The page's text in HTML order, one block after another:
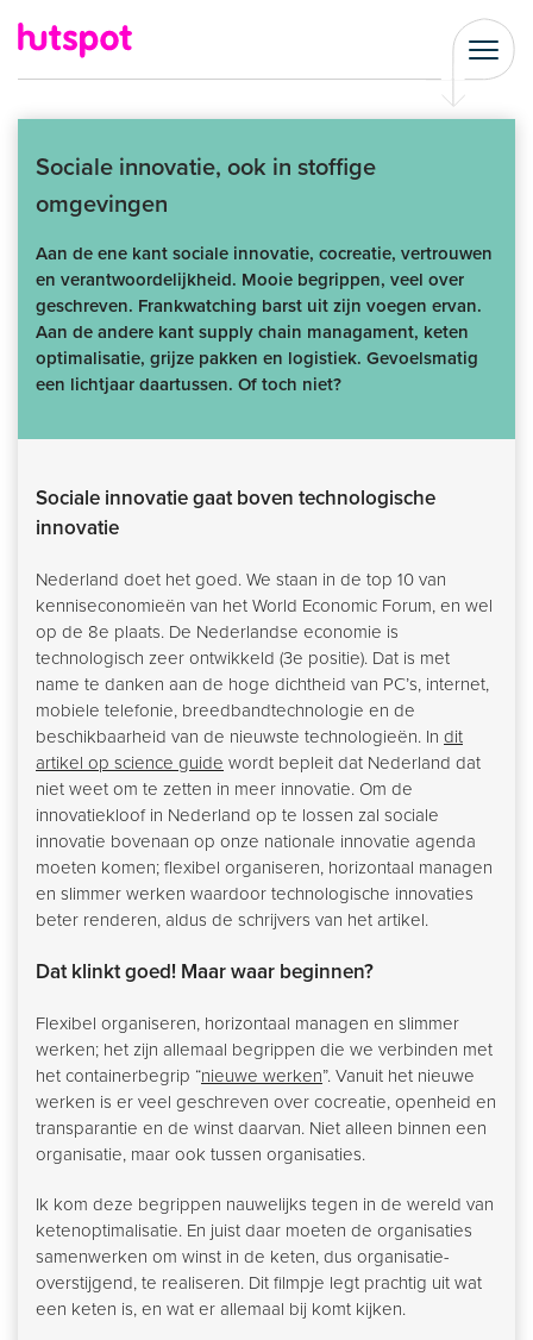
Sociale innovatie, ook in stoffige
omgevingen
Aan de ene kant sociale innovatie, cocreatie, vertrouwen
en verantwoordelijkheid. Mooie begrippen, veel over
geschreven. Frankwatching barst uit zijn voegen ervan.
Aan de andere kant supply chain managament, keten
optimalisatie, grijze pakken en logistiek. Gevoelsmatig
een lichtjaar daartussen. Of toch niet?
Sociale innovatie gaat boven technologische
innovatie
Nederland doet het goed. We staan in de top 10 van
kenniseconomieën van het World Economic Forum, en wel
op de 8e plaats. De Nederlandse economie is
technologisch zeer ontwikkeld (3e positie). Dat is met
name te danken aan de hoge dichtheid van PC’s, internet,
mobiele telefonie, breedbandtechnologie en de
beschikbaarheid van de nieuwste technologieën. In dit
artikel op science guide wordt bepleit dat Nederland dat
niet weet om te zetten in meer innovatie. Om de
innovatiekloof in Nederland op te lossen zal sociale
innovatie bovenaan op onze nationale innovatie agenda
moeten komen; flexibel organiseren, horizontaal managen
en slimmer werken waardoor technologische innovaties
beter renderen, aldus de schrijvers van het artikel.
Dat klinkt goed! Maar waar beginnen?
Flexibel organiseren, horizontaal managen en slimmer
werken; het zijn allemaal begrippen die we verbinden met
het containerbegrip “nieuwe werken”. Vanuit het nieuwe
werken is er veel geschreven over cocreatie, openheid en
transparantie en de winst daarvan. Niet alleen binnen een
organisatie, maar ook tussen organisaties.
Ik kom deze begrippen nauwelijks tegen in de wereld van
ketenoptimalisatie. En juist daar moeten de organisaties
samenwerken om winst in de keten, dus organisatie-
overstijgend, te realiseren. Dit filmpje legt prachtig uit wat
een keten is, en wat er allemaal bij komt kijken.